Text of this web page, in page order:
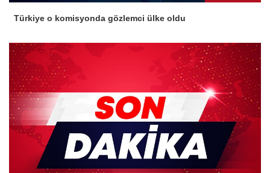
Türkiye o komisyonda gözlemci ülke oldu